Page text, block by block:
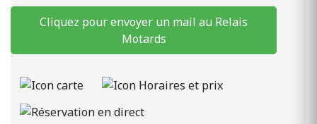
Cliquez pour envoyer un mail au Relais
Motards